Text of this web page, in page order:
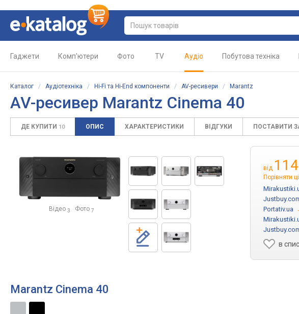
Гаджети Комп'ютери Фото TV Аудіо Побутова техніка
Каталог / Аудіотехніка / Hi-Fi та Hi-End компоненти / AV-ресивери / Marantz
AV-ресивер Marantz Cinema 40
ДЕ КУПИТИ 10 ОПИС ХАРАКТЕРИСТИКИ ВІДГУКИ ПОСТАВИТИ
Відео 3 Фото 7
від
Порівняти
Portativ.ua
в
Marantz Cinema 40